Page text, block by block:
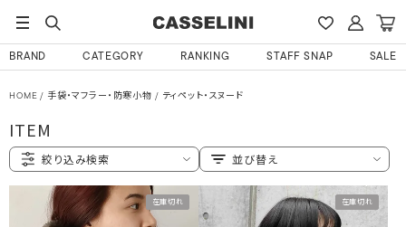
BRAND CATEGORY RANKING STAFF SNAP SALE
HOME 手袋・マフラー・防寒小物 ティペット・スヌード
ITEM
絞り込み検索 並び替え
在庫切れ 在庫切れ